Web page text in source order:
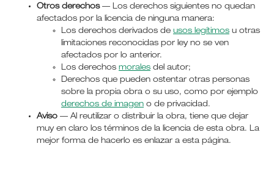
Otros derechos— Los derechos siguientes no quedan
afectados por la licencia de ninguna manera:
Los derechos derivados de usos legítimosu otras
limitaciones reconocidas por ley no se ven
afectados por lo anterior.
Los derechos moralesdel autor;
Derechos que pueden ostentar otras personas
sobre la propia obra o su uso, como por ejemplo
derechos de imageno de privacidad.
Aviso— Al reutilizar o distribuir la obra, tiene que dejar
muy en claro los términos de la licencia de esta obra. La
mejor forma de hacerlo es enlazar a esta página.